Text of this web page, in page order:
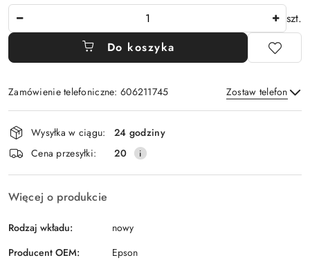
szt.
Do koszyka
Zamówienie telefoniczne: 606211745 Zostaw telefon
Wyślij
Dostępność
i
dostawa
Wysyłka w ciągu:
24 godziny
Cena przesyłki:
20
Więcej o produkcie
Rodzaj wkładu:
nowy
Producent OEM:
Epson